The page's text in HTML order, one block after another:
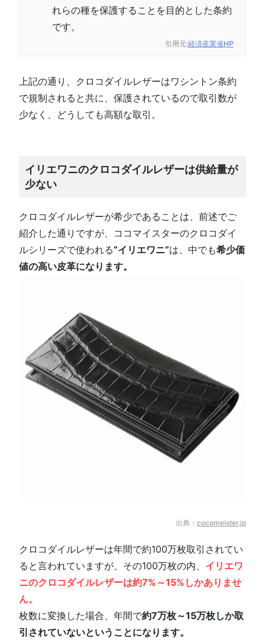
れらの種を保護することを目的とした条約
です。
引用元:経済産業省HP
上記の通り、クロコダイルレザーはワシントン条約
で規制されると共に、保護されているので取引数が
少なく、どうしても高額な取引。
イリエワニのクロコダイルレザーは供給量が
少ない
クロコダイルレザーが希少であることは、前述でご
紹介した通りですが、ココマイスターのクロコダイ
ルシリーズで使われる“イリエワニ”は、中でも希少価
値の高い皮革になります。
出典： cocomeister.jp
クロコダイルレザーは年間で約100万枚取引されてい
ると言われていますが、その100万枚の内、 イリエワ
ニのクロコダイルレザーは約7%～15%しかありませ
ん。
枚数に変換した場合、年間で約7万枚～15万枚しか取
引されていないということになります。